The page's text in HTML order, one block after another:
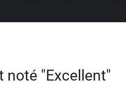
noté "Excellent"